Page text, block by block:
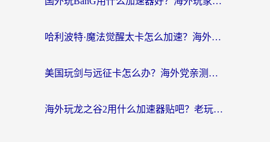
哈利波特·魔法觉醒太卡怎么加速？海外党亲测有效的国服游戏加速指南
美国玩剑与远征卡怎么办？海外党亲测有效的国服游戏加速指南
海外玩龙之谷2用什么加速器贴吧？老玩家实测推荐，附新加坡猎魂觉醒国外剑与远征加速攻略